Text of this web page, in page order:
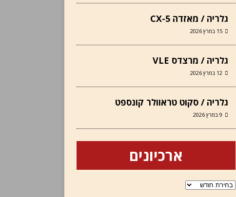
גלריה / מאזדה CX-5
15 במרץ 2026
גלריה / מרצדס VLE
12 במרץ 2026
גלריה / סקוט טראוולר קונספט
9 במרץ 2026
ארכיונים
ארכיונים